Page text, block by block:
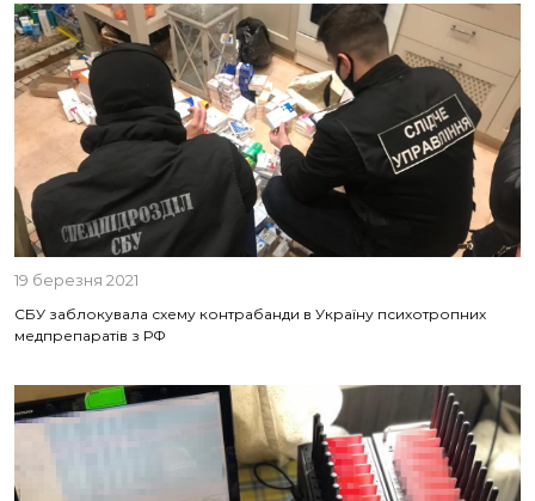
19 березня 2021
СБУ заблокувала схему контрабанди в Україну психотропних
медпрепаратів з РФ